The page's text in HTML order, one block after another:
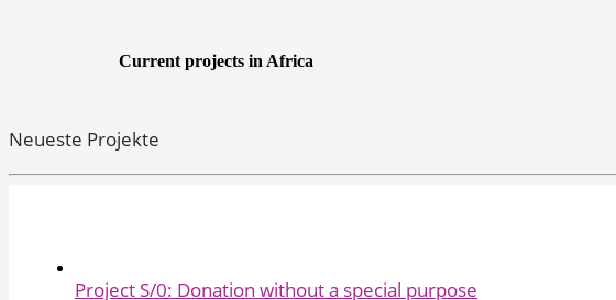
Current projects in Africa
Neueste Projekte
Project S/0: Donation without a special purpose